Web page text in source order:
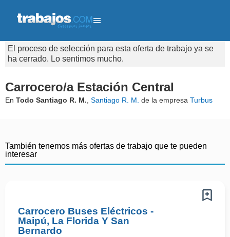
El proceso de selección para esta oferta de trabajo ya se
ha cerrado. Lo sentimos mucho.
Carrocero/a Estación Central
En Todo Santiago R. M. Santiago R. M. de la empresa Turbus
También tenemos más ofertas de trabajo que te pueden
interesar
Carrocero Buses Eléctricos -
Maipú, La Florida Y San
Bernardo